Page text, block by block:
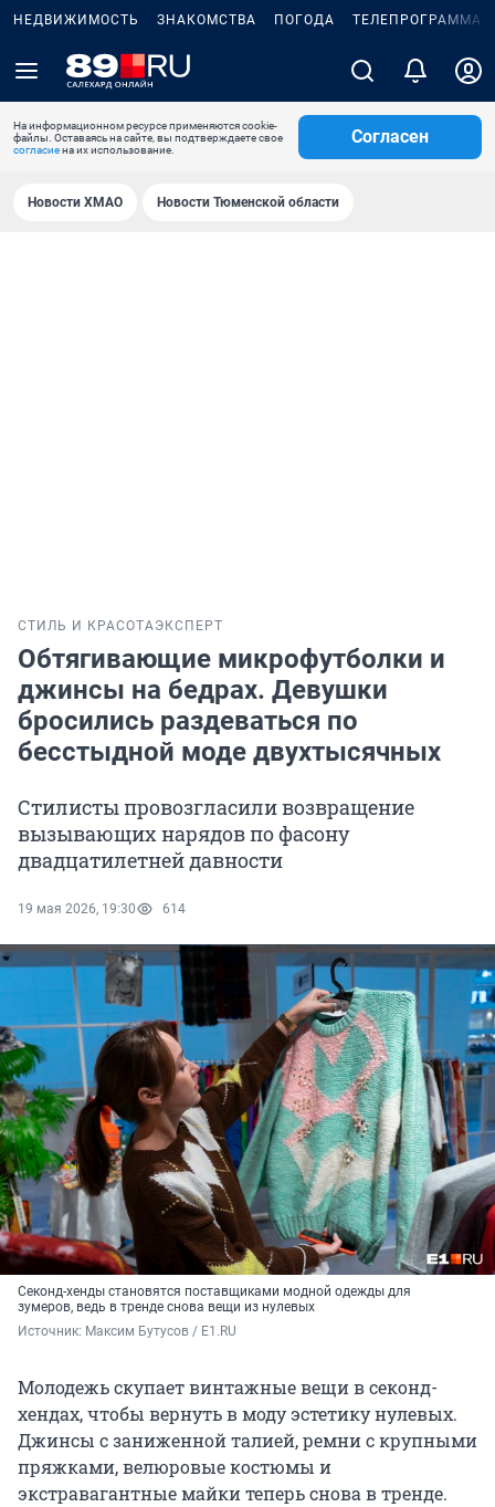
НЕДВИЖИМОСТЬ ЗНАКОМСТВА ПОГОДА ТЕЛЕПРОГРАММА
На информационном ресурсе применяются cookie-
файлы. Оставаясь на сайте, вы подтверждаете свое
согласиена их использование.
Согласен
Новости ХМАО Новости Тюменской области
СТИЛЬ И КРАСОТАЭКСПЕРТ
Обтягивающие микрофутболки и
джинсы на бедрах. Девушки
бросились раздеваться по
бесстыдной моде двухтысячных
Стилисты провозгласили возвращение
вызывающих нарядов по фасону
двадцатилетней давности
19 мая 2026, 19:30 614
Секонд-хенды становятся поставщиками модной одежды для
зумеров, ведь в тренде снова вещи из нулевых
Источник: Максим Бутусов / E1.RU
Молодежь скупает винтажные вещи в секонд-
хендах, чтобы вернуть в моду эстетику нулевых.
Джинсы с заниженной талией, ремни с крупными
пряжками, велюровые костюмы и
экстравагантные майки теперь снова в тренде.